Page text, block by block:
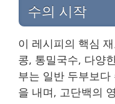
수의 시작
이 레시피의 핵심
콩, 통밀국수, 다양
부는 일반 두부보
을 내며, 고단백의